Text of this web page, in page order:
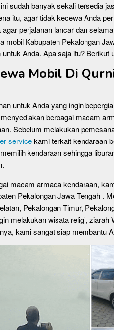
sudah banyak sekali tersedia
itu, agar tidak kecewa Anda
perjalanan lancar dan
mobil Kabupaten Pekalongan
Anda. Apa saja itu? Berikut
Mobil Di
untuk Anda yang ingin
berbagai macam
Sebelum melakukan
servicekami terkait kendaraan
kendaraan sehingga
macam armada kendaraan,
Pekalongan Jawa Tengah .
Pekalongan Timur,
melakukan wisata religi, ziarah
kami sangat siap membantu